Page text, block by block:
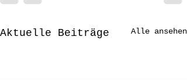
Aktuelle Beiträge Alle ansehen